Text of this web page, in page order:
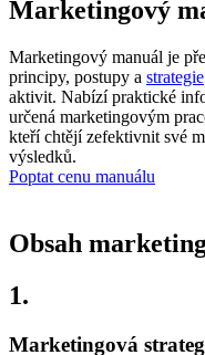
Marketingový
Marketingový manuál je
principy, postupy a strategie
aktivit. Nabízí praktické
určená marketingovým
kteří chtějí zefektivnit své
výsledků.
Poptat cenu manuálu
Obsah
1.
Marketingová